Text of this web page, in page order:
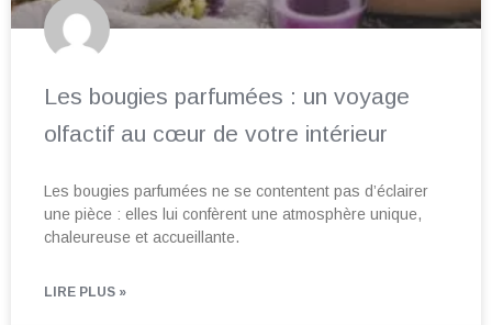
Les bougies parfumées : un voyage
olfactif au cœur de votre intérieur
Les bougies parfumées ne se contentent pas d’éclairer
une pièce : elles lui confèrent une atmosphère unique,
chaleureuse et accueillante.
LIRE PLUS »